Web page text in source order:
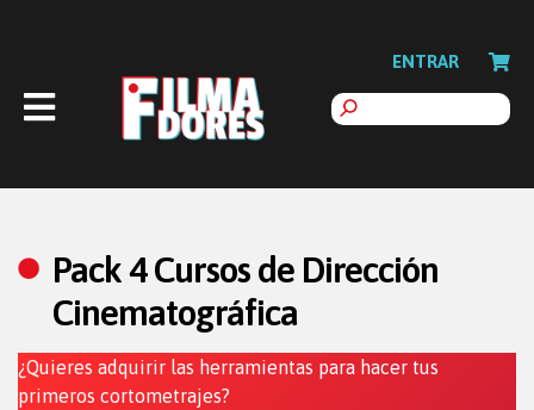
ENTRAR
Pack 4 Cursos de Dirección
Cinematográfica
¿Quieres adquirir las herramientas para hacer tus
primeros cortometrajes?